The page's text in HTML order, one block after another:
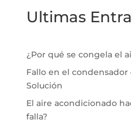
Ultimas
¿Por qué se congela el
Fallo en el
Solución
El aire acondicionado
falla?